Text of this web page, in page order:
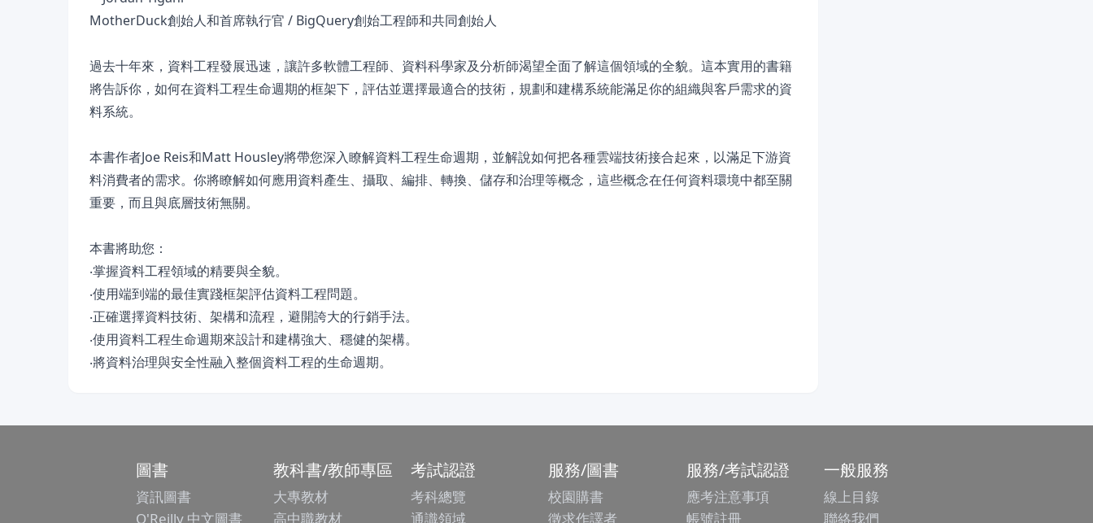
MotherDuck創始人和首席執行官 / BigQuery創始工程師和共同創始人
過去十年來，資料工程發展迅速，讓許多軟體工程師、資料科學家及分析師渴望全面了解這個領域的全貌。這本實用的書籍
將告訴你，如何在資料工程生命週期的框架下，評估並選擇最適合的技術，規劃和建構系統能滿足你的組織與客戶需求的資
料系統。
本書作者Joe Reis和Matt Housley將帶您深入瞭解資料工程生命週期，並解說如何把各種雲端技術接合起來，以滿足下游資
料消費者的需求。你將瞭解如何應用資料產生、攝取、編排、轉換、儲存和治理等概念，這些概念在任何資料環境中都至關
重要，而且與底層技術無關。
本書將助您：
‧掌握資料工程領域的精要與全貌。
‧使用端到端的最佳實踐框架評估資料工程問題。
‧正確選擇資料技術、架構和流程，避開誇大的行銷手法。
‧使用資料工程生命週期來設計和建構強大、穩健的架構。
‧將資料治理與安全性融入整個資料工程的生命週期。
圖書
資訊圖書
O'Reilly 中文圖書
教科書/教師專區
大專教材
高中職教材
考試認證
考科總覽
通識領域
服務/圖書
校園購書
徵求作譯者
服務/考試認證
應考注意事項
帳號註冊
一般服務
線上目錄
聯絡我們